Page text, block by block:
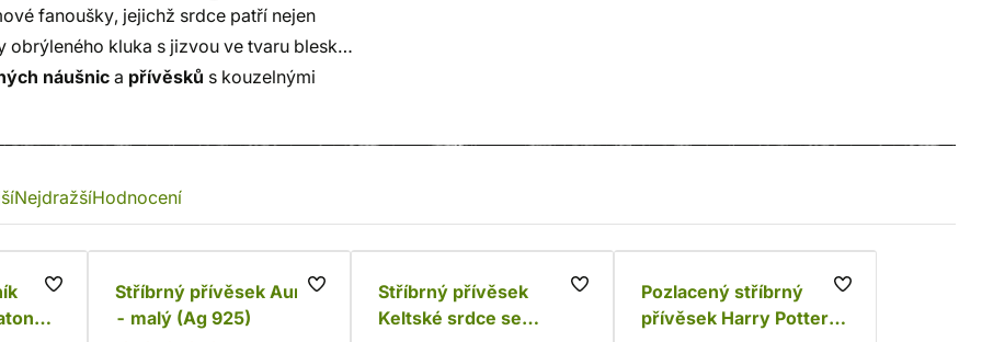
fanoušky, jejichž srdce patří nejen
obrýleného kluka s jizvou ve tvaru blesku
náušnic a přívěsků s kouzelnými
NejdražšíHodnocení
Stříbrný přívěsek Auryn
- malý (Ag 925)
Stříbrný přívěsek
Keltské srdce se
Pozlacený stříbrný
přívěsek Harry Potter -